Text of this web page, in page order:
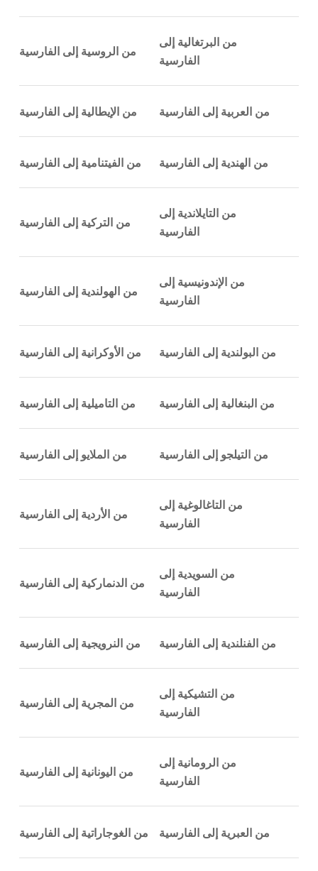
من البرتغالية إلى
الفارسية
من الروسية إلى الفارسية
من العربية إلى الفارسية من الإيطالية إلى الفارسية
من الهندية إلى الفارسية من الفيتنامية إلى الفارسية
من التايلاندية إلى
الفارسية
من التركية إلى الفارسية
من الإندونيسية إلى
الفارسية
من الهولندية إلى الفارسية
من البولندية إلى الفارسية من الأوكرانية إلى الفارسية
من البنغالية إلى الفارسية من التاميلية إلى الفارسية
من التيلجو إلى الفارسية من الملايو إلى الفارسية
من التاغالوغية إلى
الفارسية
من الأردية إلى الفارسية
من السويدية إلى
الفارسية
من الدنماركية إلى الفارسية
من الفنلندية إلى الفارسية من النرويجية إلى الفارسية
من التشيكية إلى
الفارسية
من المجرية إلى الفارسية
من الرومانية إلى
الفارسية
من اليونانية إلى الفارسية
من العبرية إلى الفارسية من الغوجاراتية إلى الفارسية